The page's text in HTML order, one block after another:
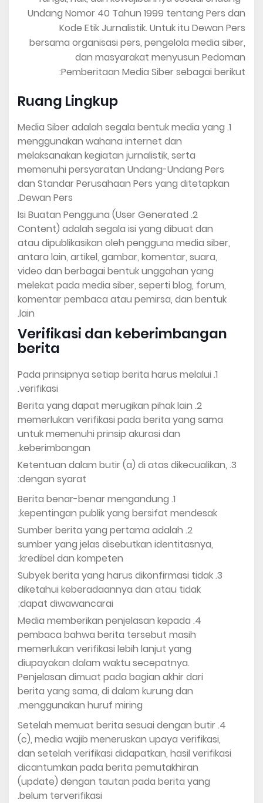
Undang Nomor 40 Tahun 1999 tentang Pers dan
Kode Etik Jurnalistik. Untuk itu Dewan Pers
bersama organisasi pers, pengelola media siber,
dan masyarakat menyusun Pedoman
Pemberitaan Media Siber sebagai berikut:
Ruang Lingkup
Media Siber adalah segala bentuk media yang
menggunakan wahana internet dan
melaksanakan kegiatan jurnalistik, serta
memenuhi persyaratan Undang-Undang Pers
dan Standar Perusahaan Pers yang ditetapkan
Dewan Pers.
Isi Buatan Pengguna (User Generated
Content) adalah segala isi yang dibuat dan
atau dipublikasikan oleh pengguna media siber,
antara lain, artikel, gambar, komentar, suara,
video dan berbagai bentuk unggahan yang
melekat pada media siber, seperti blog, forum,
komentar pembaca atau pemirsa, dan bentuk
lain.
Verifikasi dan keberimbangan
berita
Pada prinsipnya setiap berita harus melalui
verifikasi.
Berita yang dapat merugikan pihak lain
memerlukan verifikasi pada berita yang sama
untuk memenuhi prinsip akurasi dan
keberimbangan.
Ketentuan dalam butir (a) di atas dikecualikan,
dengan syarat:
Berita benar-benar mengandung
kepentingan publik yang bersifat mendesak;
Sumber berita yang pertama adalah
sumber yang jelas disebutkan identitasnya,
kredibel dan kompeten;
Subyek berita yang harus dikonfirmasi tidak
diketahui keberadaannya dan atau tidak
dapat diwawancarai;
Media memberikan penjelasan kepada
pembaca bahwa berita tersebut masih
memerlukan verifikasi lebih lanjut yang
diupayakan dalam waktu secepatnya.
Penjelasan dimuat pada bagian akhir dari
berita yang sama, di dalam kurung dan
menggunakan huruf miring.
Setelah memuat berita sesuai dengan butir
(c), media wajib meneruskan upaya verifikasi,
dan setelah verifikasi didapatkan, hasil verifikasi
dicantumkan pada berita pemutakhiran
(update) dengan tautan pada berita yang
belum terverifikasi.